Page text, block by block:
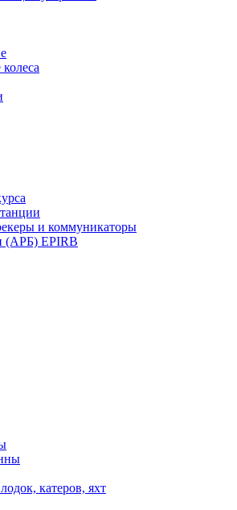
и коммуникаторы
(АРБ) EPIRB
катеров, яхт